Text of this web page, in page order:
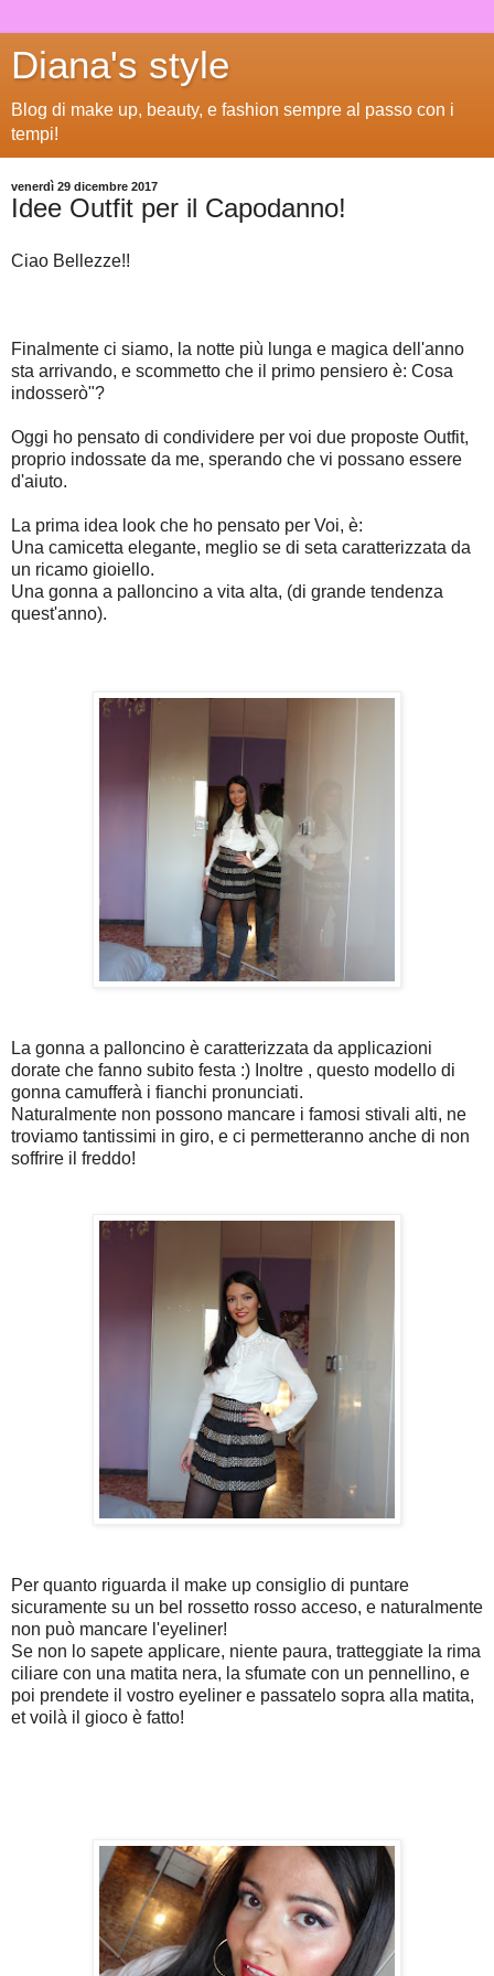
Diana's style
Blog di make up, beauty, e fashion sempre al passo con i
tempi!
venerdì 29 dicembre 2017
Idee Outfit per il Capodanno!
Ciao Bellezze!!
Finalmente ci siamo, la notte più lunga e magica dell'anno
sta arrivando, e scommetto che il primo pensiero è: Cosa
indosserò"?
Oggi ho pensato di condividere per voi due proposte Outfit,
proprio indossate da me, sperando che vi possano essere
d'aiuto.
La prima idea look che ho pensato per Voi, è:
Una camicetta elegante, meglio se di seta caratterizzata da
un ricamo gioiello.
Una gonna a palloncino a vita alta, (di grande tendenza
quest'anno).
La gonna a palloncino è caratterizzata da applicazioni
dorate che fanno subito festa :) Inoltre , questo modello di
gonna camufferà i fianchi pronunciati.
Naturalmente non possono mancare i famosi stivali alti, ne
troviamo tantissimi in giro, e ci permetteranno anche di non
soffrire il freddo!
Per quanto riguarda il make up consiglio di puntare
sicuramente su un bel rossetto rosso acceso, e naturalmente
non può mancare l'eyeliner!
Se non lo sapete applicare, niente paura, tratteggiate la rima
ciliare con una matita nera, la sfumate con un pennellino, e
poi prendete il vostro eyeliner e passatelo sopra alla matita,
et voilà il gioco è fatto!